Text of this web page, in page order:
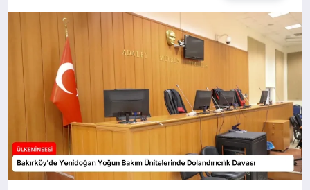
TEKNOLOJI
YAŞAM
MALATYA HABERLERI